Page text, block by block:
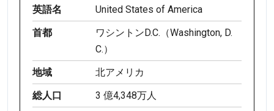
英語名
United States of America
首都
ワシントンD.C.（Washington, D.
C.）
地域
北アメリカ
総人口
3 億4,348万人